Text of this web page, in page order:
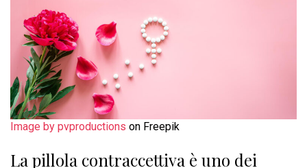
Image by pvproductions on Freepik
La pillola contraccettiva è uno dei